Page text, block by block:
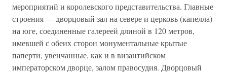
мероприятий и королевского представительства. Главные
строения — дворцовый зал на севере и церковь (капелла)
на юге, соединенные галереей длиной в 120 метров,
имевшей с обеих сторон монументальные крытые
паперти, увенчанные, как и в византийском
императорском дворце, залом правосудия. Дворцовый